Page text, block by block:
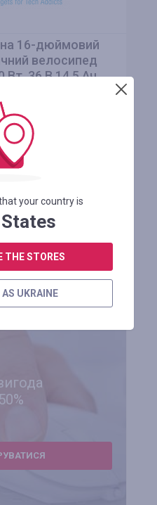
16-дюймовий
велосипед
Вт, 36 В 14,5 Ач
1 місяць
ПРОМОКОДУ
І ОТРИМУЙТЕ
ЗА ПОКУПКИ
your country is
THE STORES
AS UKRAINE